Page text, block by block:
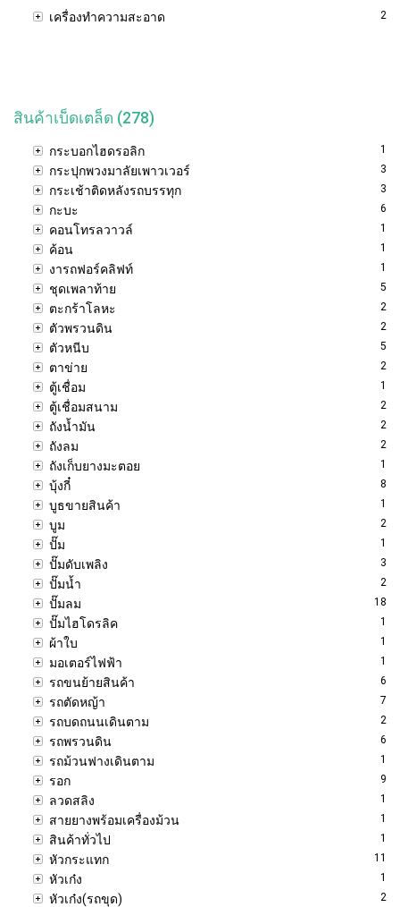
เครื่องทำความสะอาด 2
สินค้าเบ็ดเตล็ด (278)
กระบอกไฮดรอลิก 1
กระปุกพวงมาลัยเพาวเวอร์ 3
กระเช้าติดหลังรถบรรทุก 3
กะบะ 6
คอนโทรลวาวล์ 1
ค้อน 1
งารถฟอร์คลิฟท์ 1
ชุดเพลาท้าย 5
ตะกร้าโลหะ 2
ตัวพรวนดิน 2
ตัวหนีบ 5
ตาข่าย 2
ตู้เชื่อม 1
ตู้เชื่อมสนาม 2
ถังน้ำมัน 2
ถังลม 2
ถังเก็บยางมะตอย 1
บุ้งกี๋ 8
บูธขายสินค้า 1
บูม 2
ปั๊ม 1
ปั๊มดับเพลิง 3
ปั๊มน้ำ 2
ปั๊มลม 18
ปั๊มไฮโดรลิค 1
ผ้าใบ 1
มอเตอร์ไฟฟ้า 1
รถขนย้ายสินค้า 6
รถตัดหญ้า 7
รถบดถนนเดินตาม 2
รถพรวนดิน 6
รถม้วนฟางเดินตาม 1
รอก 9
ลวดสลิง 1
สายยางพร้อมเครื่องม้วน 1
สินค้าทั่วไป 1
หัวกระแทก 11
หัวเก๋ง 1
หัวเก๋ง(รถขุด) 2